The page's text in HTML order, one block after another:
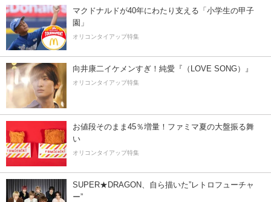
マクドナルドが40年にわたり支える「小学生の甲子
園」
オリコンタイアップ特集
向井康二イケメンすぎ！純愛『（LOVE SONG）』
オリコンタイアップ特集
お値段そのまま45％増量！ファミマ夏の大盤振る舞
い
オリコンタイアップ特集
SUPER★DRAGON、自ら描いた”レトロフューチャ
ー”